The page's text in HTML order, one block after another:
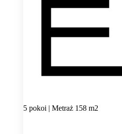
5 pokoi | Metraż 158 m2